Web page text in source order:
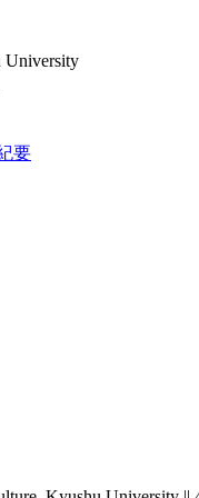
University
要